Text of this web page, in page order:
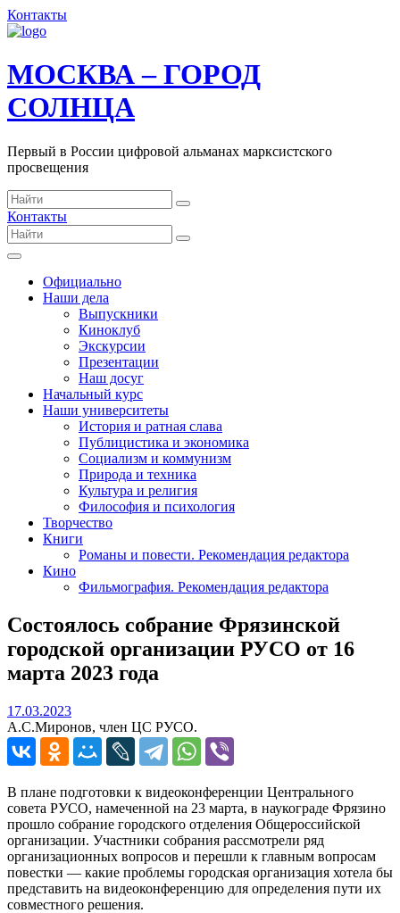
Контакты
МОСКВА – ГОРОД
СОЛНЦА
Первый в России цифровой альманах марксистского
просвещения
Контакты
Официально
Наши дела
Выпускники
Киноклуб
Экскурсии
Презентации
Наш досуг
Начальный курс
Наши университеты
История и ратная слава
Публицистика и экономика
Социализм и коммунизм
Природа и техника
Культура и религия
Философия и психология
Творчество
Книги
Романы и повести. Рекомендация редактора
Кино
Фильмография. Рекомендация редактора
Состоялось собрание Фрязинской
городской организации РУСО от 16
марта 2023 года
17.03.202317.03.2023
А.С.Миронов, член ЦС РУСО.
В плане подготовки к видеоконференции Центрального
совета РУСО, намеченной на 23 марта, в наукограде Фрязино
прошло собрание городского отделения Общероссийской
организации. Участники собрания рассмотрели ряд
организационных вопросов и перешли к главным вопросам
повестки — какие проблемы городская организация хотела бы
представить на видеоконференцию для определения пути их
совместного решения.